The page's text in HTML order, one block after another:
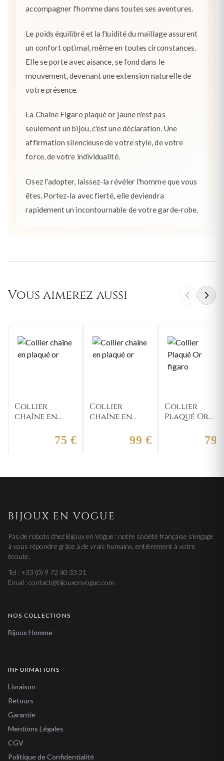
accompagner l'homme dans toutes ses aventures.
Le poids équilibré et la fluidité du maillage assurent
un confort optimal, même en toutes circonstances.
Elle se porte avec aisance, se fond dans le
mouvement, devenant une extension naturelle de
votre présence.
La Chaîne Figaro plaqué or jaune n'est pas
seulement un bijou, c'est une déclaration. Une
affirmation silencieuse de votre style, de votre
force, de votre individualité.
Osez l'adopter, laissez-la révéler l'homme que vous
êtes. Portez-la avec fierté, elle deviendra
rapidement un incontournable de votre garde-robe.
Vous aimerez aussi
Collier
chaîne en
75 €
Collier
chaîne en
99 €
Collier
Plaqué Or
79
BIJOUX EN VOGUE
Pas de robots chez Bijoux en Vogue : notre société française s'engage
à vous répondre grâce à de vrais humains, entièrement à votre
écoute.
Tel : +33 (0) 9 72 40 33 21
Email : contact@bijouxenvogue.com
NOS COLLECTIONS
Bijoux Homme
INFORMATIONS
Livraison
Retours
Garantie
Mentions Légales
CGV
Politique de Confidentialité